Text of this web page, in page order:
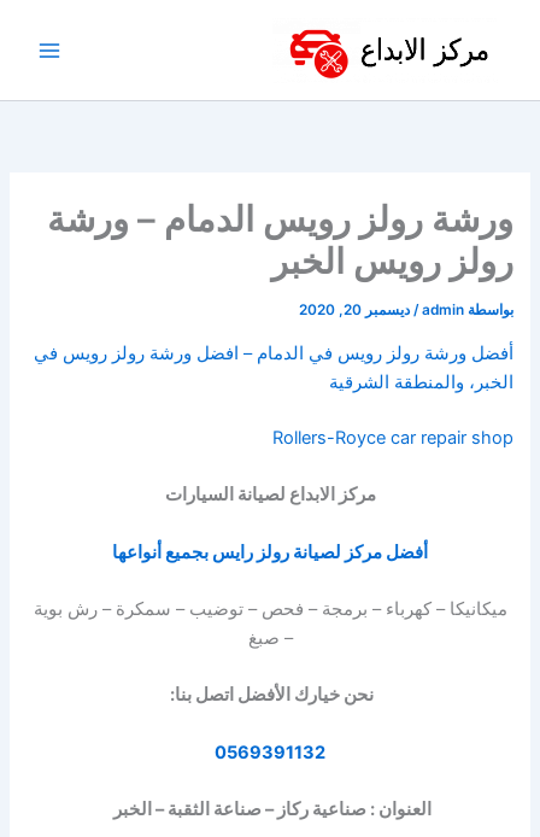
ورشة رولز رويس الدمام – ورشة
رولز رويس الخبر
بواسطة admin
/ديسمبر 20, 2020
أفضل ورشة رولز رويس في الدمام – افضل ورشة رولز رويس في
الخبر، والمنطقة الشرقية
Rollers-Royce car repair shop
مركز الابداع لصيانة السيارات
أفضل مركز لصيانة رولز رايس بجميع أنواعها
ميكانيكا – كهرباء – برمجة – فحص – توضيب – سمكرة – رش بوية
– صبغ
نحن خيارك الأفضل اتصل بنا:
0569391132
العنوان : صناعية ركاز – صناعة الثقبة – الخبر